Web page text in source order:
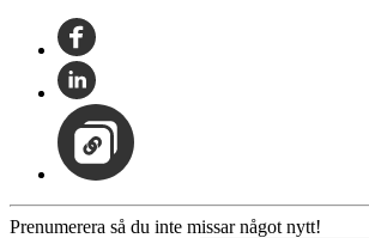
Prenumerera så du inte missar något nytt!